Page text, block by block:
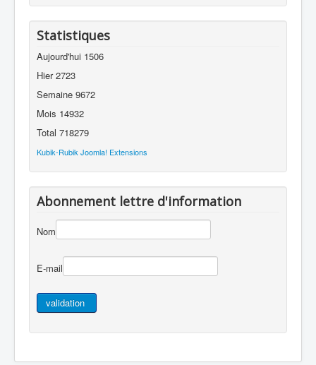
Statistiques
Aujourd'hui 1506
Hier2723
Semaine 9672
Mois 14932
Total 718279
Kubik-Rubik Joomla! Extensions
Abonnement lettre d'information
Nom
E-mail